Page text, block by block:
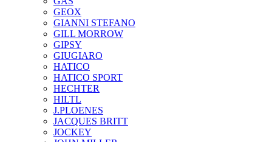
GEOX
GIANNI STEFANO
GILL MORROW
GIPSY
GIUGIARO
HATICO
HATICO SPORT
HECHTER
HILTL
J.PLOENES
JAСQUES BRITT
JOCKEY